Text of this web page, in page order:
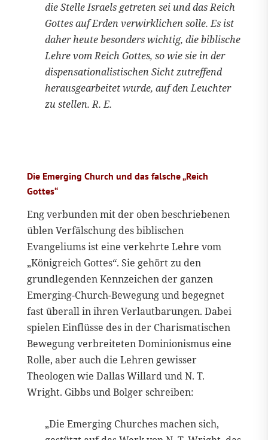
die Stelle Israels getreten sei und das Reich
Gottes auf Erden verwirklichen solle. Es ist
daher heute besonders wichtig, die biblische
Lehre vom Reich Gottes, so wie sie in der
dispensationalistischen Sicht zutreffend
herausgearbeitet wurde, auf den Leuchter
zu stellen. R. E.
Die Emerging Church und das falsche „Reich
Gottes“
Eng verbunden mit der oben beschriebenen
üblen Verfälschung des biblischen
Evangeliums ist eine verkehrte Lehre vom
„Königreich Gottes“. Sie gehört zu den
grundlegenden Kennzeichen der ganzen
Emerging-Church-Bewegung und begegnet
fast überall in ihren Verlautbarungen. Dabei
spielen Einflüsse des in der Charismatischen
Bewegung verbreiteten Dominionismus eine
Rolle, aber auch die Lehren gewisser
Theologen wie Dallas Willard und N. T.
Wright. Gibbs und Bolger schreiben:
„Die Emerging Churches machen sich,